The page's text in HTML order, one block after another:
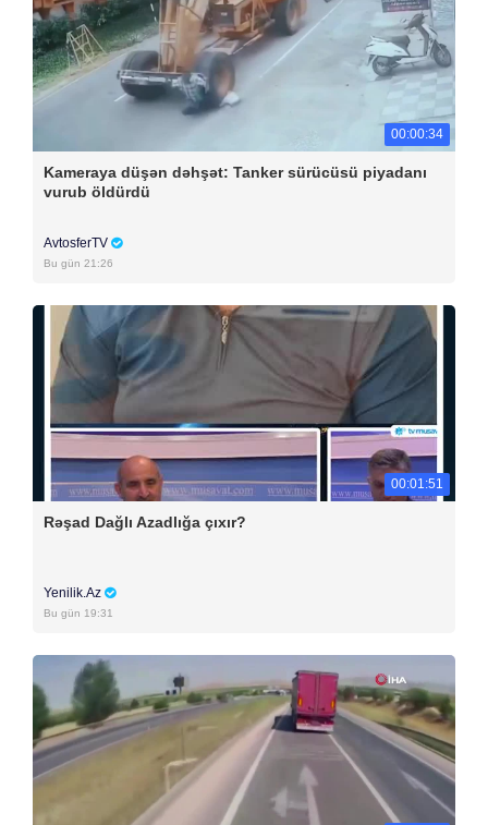
00:00:34
Kameraya düşən dəhşət: Tanker sürücüsü piyadanı
vurub öldürdü
AvtosferTV
Bu gün 21:26
00:01:51
Rəşad Dağlı Azadlığa çıxır?
Yenilik.Az
Bu gün 19:31